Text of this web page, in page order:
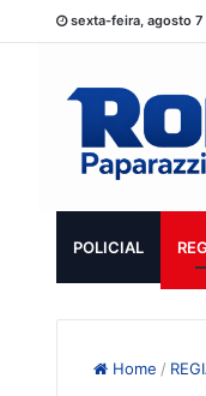
sexta-feira, agosto
POLICIAL
Home /